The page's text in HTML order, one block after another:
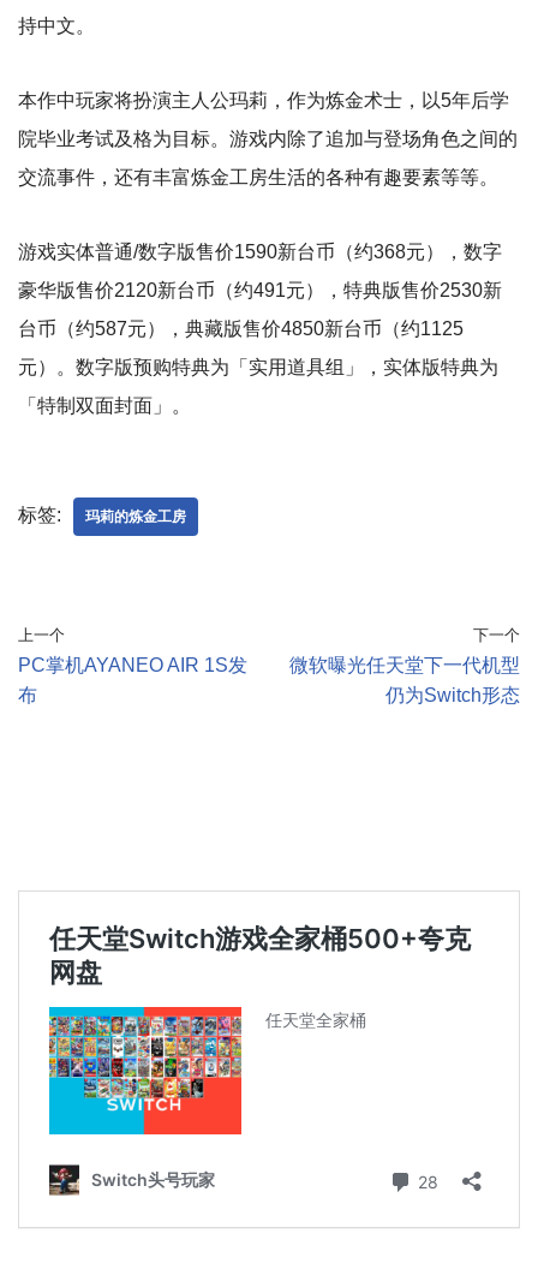
持中文。
本作中玩家将扮演主人公玛莉，作为炼金术士，以5年后学
院毕业考试及格为目标。游戏内除了追加与登场角色之间的
交流事件，还有丰富炼金工房生活的各种有趣要素等等。
游戏实体普通/数字版售价1590新台币（约368元），数字
豪华版售价2120新台币（约491元），特典版售价2530新
台币（约587元），典藏版售价4850新台币（约1125
元）。数字版预购特典为「实用道具组」，实体版特典为
「特制双面封面」。
标签: 玛莉的炼金工房
上一个
PC掌机AYANEO AIR 1S发
布
下一个
微软曝光任天堂下一代机型
仍为Switch形态